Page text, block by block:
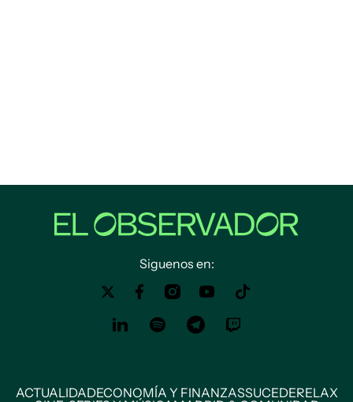
Siguenos en:
ACTUALIDADECONOMÍA Y FINANZASSUCEDERELAX